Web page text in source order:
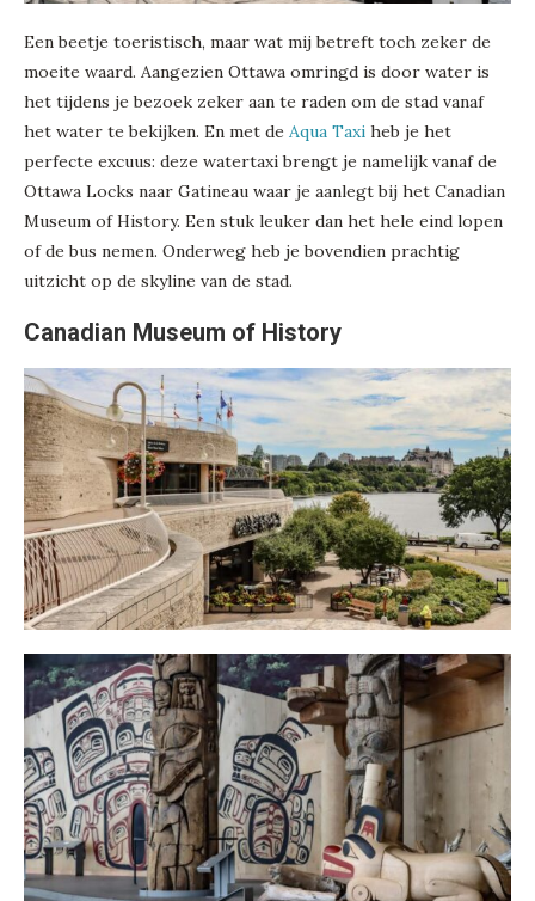
Een beetje toeristisch, maar wat mij betreft toch zeker de
moeite waard. Aangezien Ottawa omringd is door water is
het tijdens je bezoek zeker aan te raden om de stad vanaf
het water te bekijken. En met de Aqua Taxi heb je het
perfecte excuus: deze watertaxi brengt je namelijk vanaf de
Ottawa Locks naar Gatineau waar je aanlegt bij het Canadian
Museum of History. Een stuk leuker dan het hele eind lopen
of de bus nemen. Onderweg heb je bovendien prachtig
uitzicht op de skyline van de stad.
Canadian Museum of History